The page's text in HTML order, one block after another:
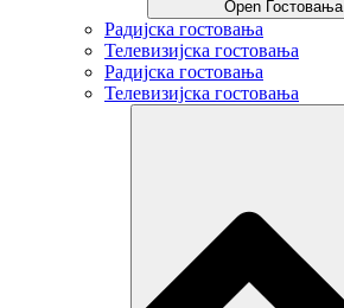
Open Гостовања
Радијска гостовања
Телевизијска гостовања
Радијска гостовања
Телевизијска гостовања